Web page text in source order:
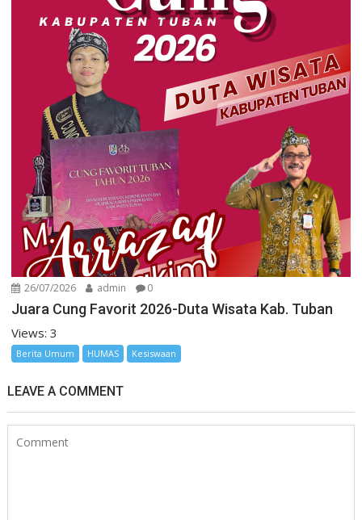
26/07/2026 admin 0
Juara Cung Favorit 2026-Duta Wisata Kab. Tuban
Views: 3
Berita Umum HUMAS Kesiswaan
LEAVE A COMMENT